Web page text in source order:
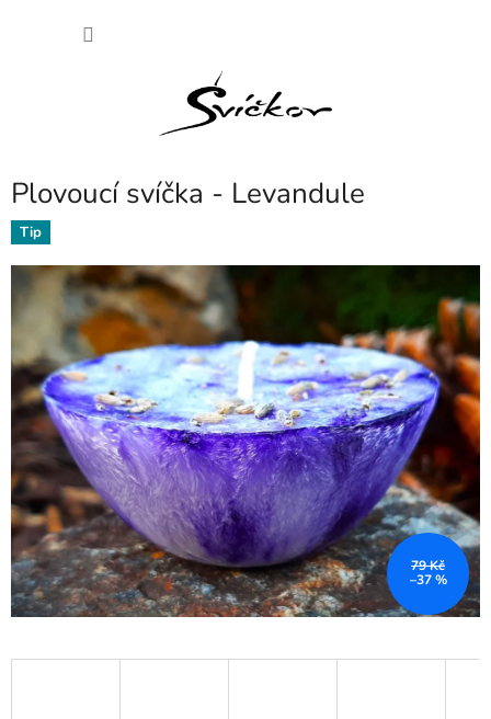
Plovoucí svíčka - Levandule
Tip
79 Kč
–37 %